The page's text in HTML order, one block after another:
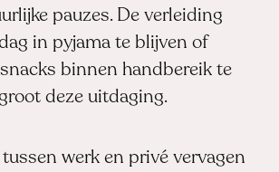
pauzes. De verleiding
in pyjama te blijven of
binnen handbereik te
deze uitdaging.
werk en privé vervagen